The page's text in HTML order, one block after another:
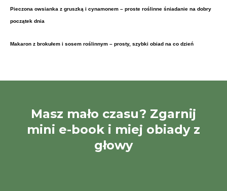
Pieczona owsianka z gruszką i cynamonem – proste roślinne śniadanie na dobry
początek dnia
Makaron z brokułem i sosem roślinnym – prosty, szybki obiad na co dzień
Masz mało czasu? Zgarnij
mini e-book i miej obiady z
głowy